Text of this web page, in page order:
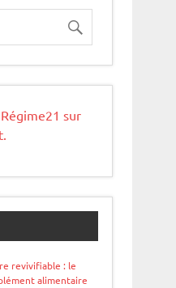
sur
revivifiable : le
alimentaire